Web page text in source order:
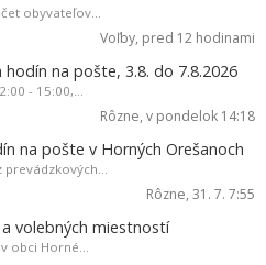
obyvateľov...
Voľby, pred 12 hodinami
na pošte, 3.8. do 7.8.2026
- 15:00,...
Rôzne, v pondelok 14:18
na pošte v Horných Orešanoch
prevádzkových...
Rôzne, 31. 7. 7:55
volebných miestností
obci Horné...